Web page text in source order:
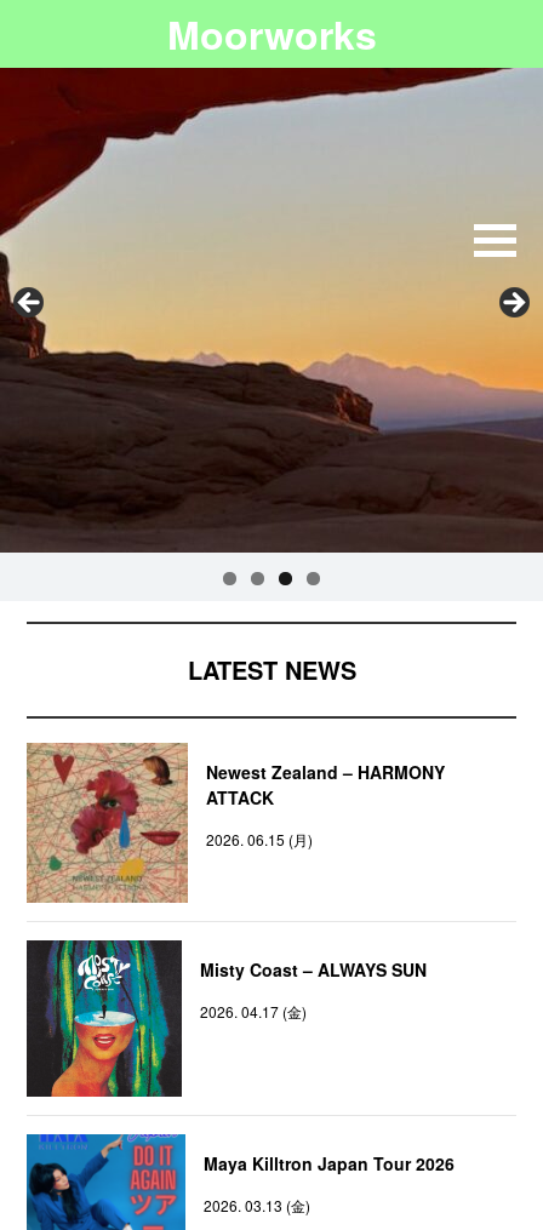
Moorworks
LATEST NEWS
Newest Zealand – HARMONY
ATTACK
2026. 06.15 (月)
Misty Coast – ALWAYS SUN
2026. 04.17 (金)
Maya Killtron Japan Tour 2026
2026. 03.13 (金)